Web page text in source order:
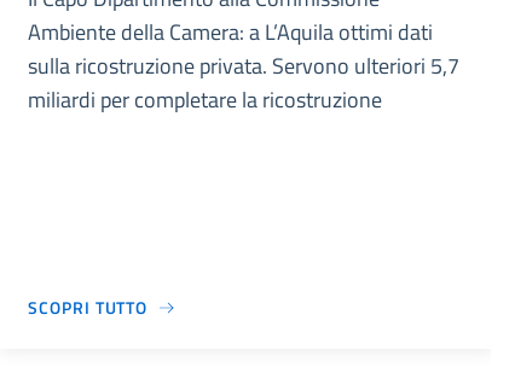
Ambiente della Camera: a L’Aquila ottimi dati
sulla ricostruzione privata. Servono ulteriori 5,7
miliardi per completare la ricostruzione
SCOPRI TUTTO